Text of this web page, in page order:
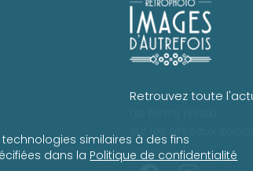
similaires à des fins
dans la Politique de confidentialité
Retrouvez toute